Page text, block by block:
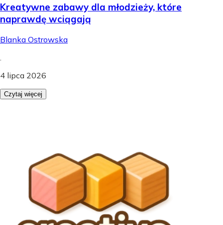
Kreatywne zabawy dla młodzieży, które
naprawdę wciągają
Blanka Ostrowska
4 lipca 2026
Czytaj więcej